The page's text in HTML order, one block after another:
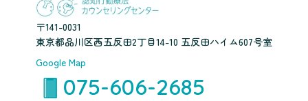
〒141-0031
東京都品川区西五反田2丁目14-10 五反田ハイム607号室
Google Map
075-606-2685